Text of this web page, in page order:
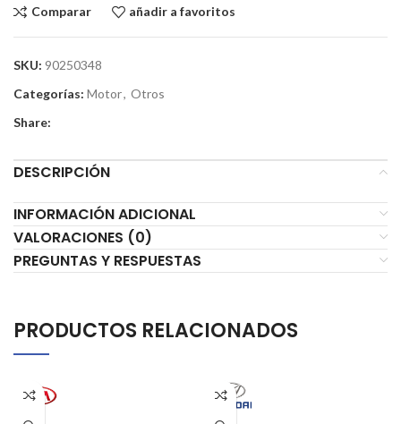
Comparar añadir a favoritos
SKU: 90250348
Categorías: Motor, Otros
Share:
DESCRIPCIÓN
INFORMACIÓN ADICIONAL
VALORACIONES (0)
PREGUNTAS Y RESPUESTAS
PRODUCTOS RELACIONADOS